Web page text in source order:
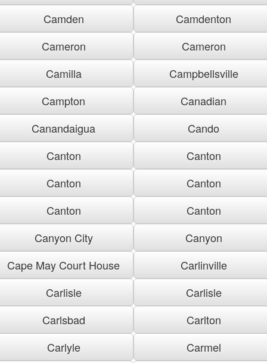
Camden
Camdenton
Cameron
Cameron
Camilla
Campbellsville
Campton
Canadian
Canandaigua
Cando
Canton
Canton
Canton
Canton
Canton
Canton
Canyon City
Canyon
Cape May Court House
Carlinville
Carlisle
Carlisle
Carlsbad
Carlton
Carlyle
Carmel